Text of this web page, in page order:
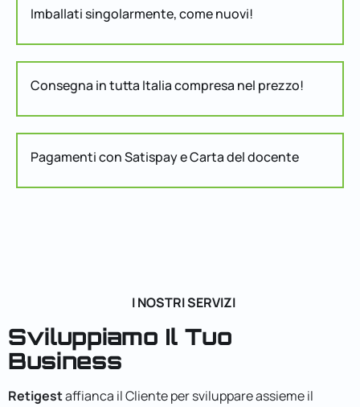
Imballati singolarmente, come nuovi!
Consegna in tutta Italia compresa nel prezzo!
Pagamenti con Satispay e Carta del docente
I NOSTRI SERVIZI
Sviluppiamo Il Tuo
Business
Retigestaffianca il Cliente per sviluppare assieme il